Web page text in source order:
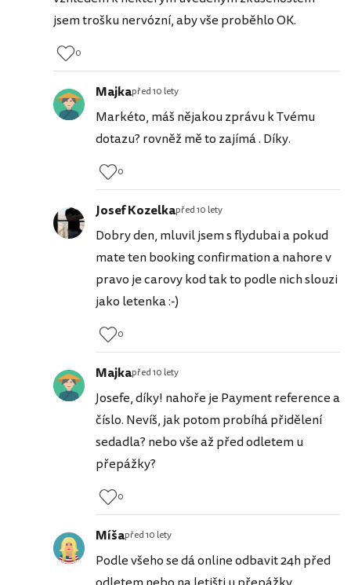
jsem trošku nervózní, aby vše proběhlo OK.
0
Majkapřed 10 lety
Markéto, máš nějakou zprávu k Tvému
dotazu? rovněž mě to zajímá . Díky.
0
Josef Kozelkapřed 10 lety
Dobry den, mluvil jsem s flydubai a pokud
mate ten booking confirmation a nahore v
pravo je carovy kod tak to podle nich slouzi
jako letenka :-)
0
Majkapřed 10 lety
Josefe, díky! nahoře je Payment reference a
číslo. Nevíš, jak potom probíhá přidělení
sedadla? nebo vše až před odletem u
přepážky?
0
Míšapřed 10 lety
Podle všeho se dá online odbavit 24h před